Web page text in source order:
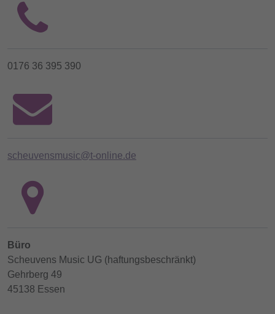
0176 36 395 390
scheuvensmusic@t-online.de
Büro
Scheuvens Music UG (haftungsbeschränkt)
Gehrberg 49
45138 Essen